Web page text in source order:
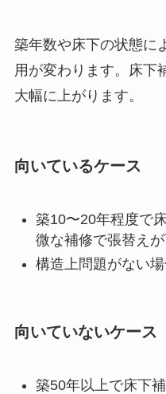
築年数や床下の状態に
用が変わります。床下
大幅に上がります。
向いているケース
築10〜20年程度で
微な補修で張替え
構造上問題がない
向いていないケース
築50年以上で床下